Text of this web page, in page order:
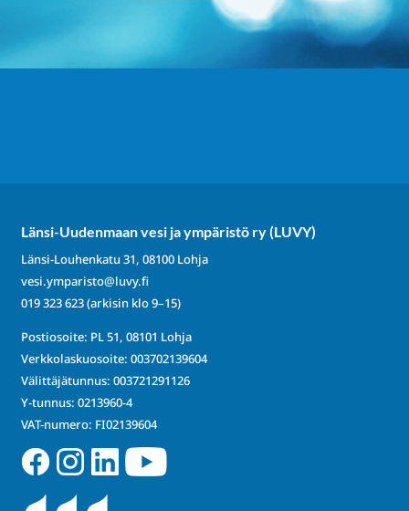
Länsi-Uudenmaan vesi ja ympäristö ry (LUVY)
Länsi-Louhenkatu 31, 08100 Lohja
vesi.ymparisto@luvy.fi
019 323 623(arkisin klo 9–15)
Postiosoite: PL 51, 08101 Lohja
Verkkolaskuosoite: 003702139604
Välittäjätunnus: 003721291126
Y-tunnus: 0213960-4
VAT-numero: FI02139604